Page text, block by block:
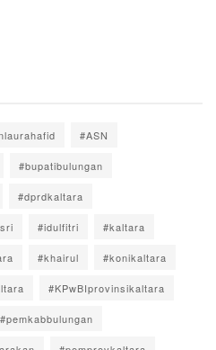
#ASN
#bupatibulungan
#dprdkaltara
#idulfitri #kaltara
#khairul #konikaltara
#KPwBIprovinsikaltara
#pemkabbulungan